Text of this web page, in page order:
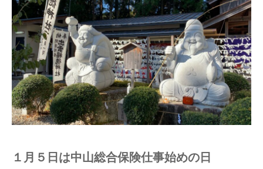
１月５日は中山総合保険仕事始めの日
インタビュー
Q&A
お問い合わせ